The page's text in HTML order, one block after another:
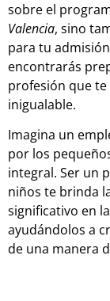
sobre el
Valencia, sino
para tu
encontrarás
profesión que
inigualable.
Imagina un
por los
integral. Ser un
niños te brinda
significativo en
ayudándolos a
de una manera